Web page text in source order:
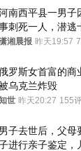
南西平县一男子
刺死一人，潜逃
多公里外一片玉
湘晨报 昨天19:57
罗斯女首富的商
乌克兰炸毁
世 昨天20:27 155
男子去世后，父母
进行亲子鉴定，